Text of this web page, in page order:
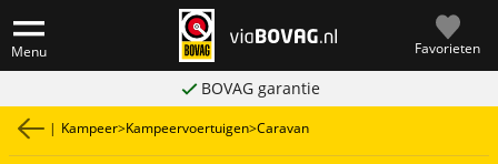
Menu Favorieten
BOVAG garantie
| Kampeer>Kampeervoertuigen>Caravan